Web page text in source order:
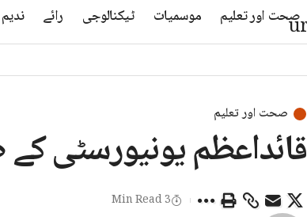
صحت اور تعلیم موسمیات ٹیکنالوجی رائے
صحت اور تعلیم
قائداعظم یونیورسٹی کے
3 Min Read